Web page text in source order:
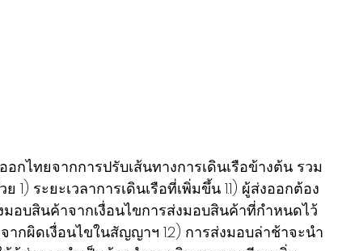
ไทยจากการปรับเส้นทางการเดินเรือข้างต้น รวม
ระยะเวลาการเดินเรือที่เพิ่มขึ้น 1.1) ผู้ส่งออกต้อง
มอบสินค้าจากเงื่อนไขการส่งมอบสินค้าที่กำหนดไว้
กผิดเงื่อนไขในสัญญาฯ 1.2) การส่งมอบล่าช้าจะนำ